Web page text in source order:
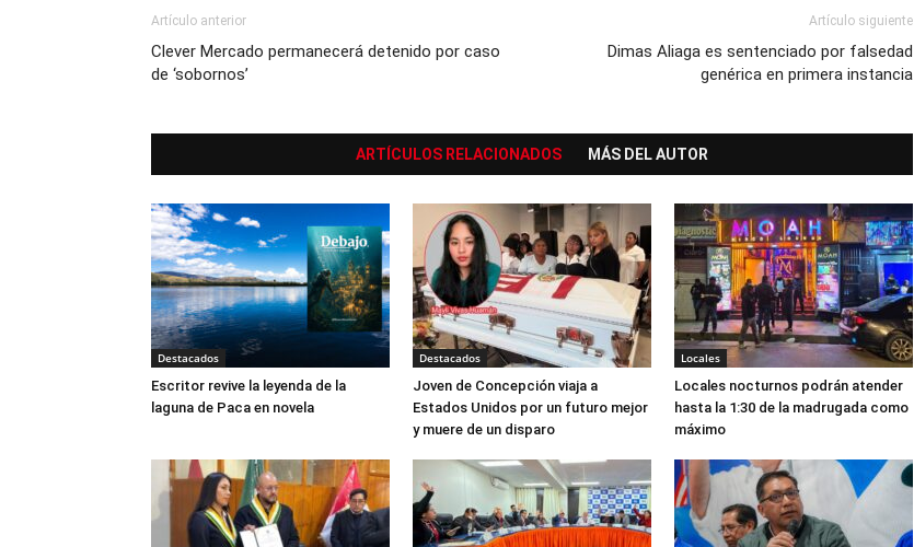
Artículo anterior
Clever Mercado permanecerá detenido por caso
de ‘sobornos’
Artículo siguiente
Dimas Aliaga es sentenciado por falsedad
genérica en primera instancia
ARTÍCULOS RELACIONADOS MÁS DEL AUTOR
Destacados
Escritor revive la leyenda de la
laguna de Paca en novela
Destacados
Joven de Concepción viaja a
Estados Unidos por un futuro mejor
y muere de un disparo
Locales
Locales nocturnos podrán atender
hasta la 1:30 de la madrugada como
máximo